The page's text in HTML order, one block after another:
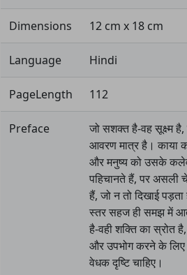
Dimensions 12 cm x 18 cm
Language Hindi
PageLength 112
Preface
जो सशक्त है-वह सूक्ष्म
आवरण मात्र है। काया
और मनुष्य को उसके
पहिचानते हैं, पर असली
हैं, जो न तो दिखाई
स्तर सहज ही समझ में
है-वही शक्ति का स्रोत
और उपभोग करने के लिए
वेधक दृष्टि चाहिए।